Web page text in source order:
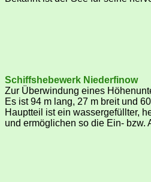
Schiffshebewerk Niederfinow
Zur Überwindung eines
Es ist 94 m lang, 27 m breit und
Hauptteil ist ein wassergefüllter,
und ermöglichen so die Ein- bzw.